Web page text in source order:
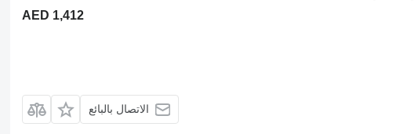
AED 1,412
الاتصال بالبائع